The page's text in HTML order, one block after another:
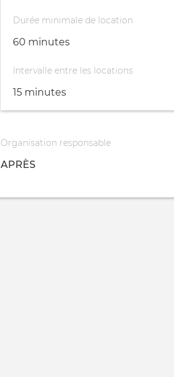
Durée minimale de location
60 minutes
Intervalle entre les locations
15 minutes
Organisation responsable
APRÈS